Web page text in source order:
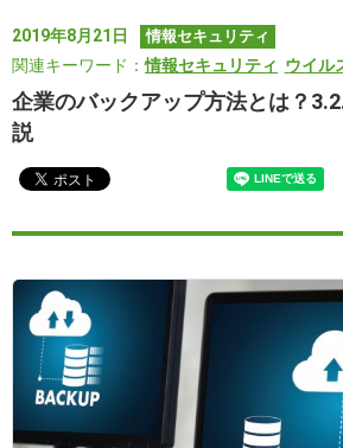
2019年8月21日 情報セキュリティ
関連キーワード：情報セキュリティ ウイル
企業のバックアップ方法とは？
説